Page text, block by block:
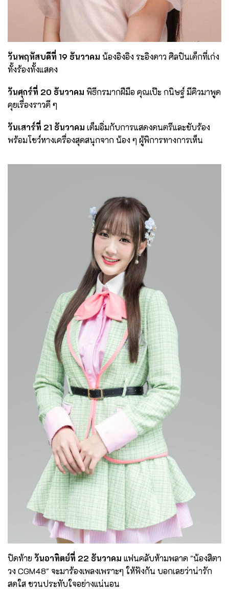
วันพฤหัสบดีที่ 19 ธันวาคม น้องอิงอิง ระอิงดาว ศิลปินเด็กที่เก่ง
ทั้งร้องทั้งแสดง
วันศุกร์ที่ 20 ธันวาคม พิธีกรมากฝีมือ คุณเป๊ะ กนิษฐ์ มีคิวมาพูด
คุยเรื่องราวดี ๆ
วันเสาร์ที่ 21 ธันวาคม เต็มอิ่มกับการแสดงดนตรีและขับร้อง
พร้อมโชว์หางเครื่องสุดสนุกจาก น้อง ๆ ผู้พิการทางการเห็น
ปิดท้าย วันอาทิตย์ที่ 22 ธันวาคม แฟนคลับห้ามพลาด "น้องสิตา
วง CGM48" จะมาร้องเพลงเพราะๆ ให้ฟังกัน บอกเลยว่าน่ารัก
สดใส ชวนประทับใจอย่างแน่นอน